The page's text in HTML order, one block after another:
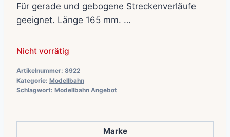
war:
ist:
Für gerade und gebogene Streckenverläufe
geeignet. Länge 165 mm. …
Nicht vorrätig
Artikelnummer: 8922
Kategorie: Modellbahn
Schlagwort: Modellbahn Angebot
Marke